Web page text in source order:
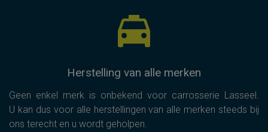
Herstelling van alle merken
Geen enkel merk is onbekend voor carrosserie Lasseel.
U kan dus voor alle herstellingen van alle merken steeds bij
ons terecht en u wordt geholpen.